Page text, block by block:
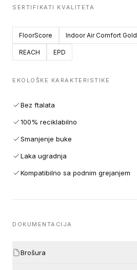
SERTIFIKATI KVALITETA
FloorScore Indoor Air Comfort Gold
REACH EPD
EKOLOŠKE KARAKTERISTIKE
Bez ftalata
100% reciklabilno
Smanjenje buke
Laka ugradnja
Kompatibilno sa podnim grejanjem
DOKUMENTACIJA
Brošura